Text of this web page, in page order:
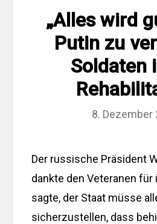
„Alles wird
Putin zu
Soldaten
8. Dezember
Der russische Präsident
dankte den Veteranen für
sagte, der Staat müsse
sicherzustellen, dass